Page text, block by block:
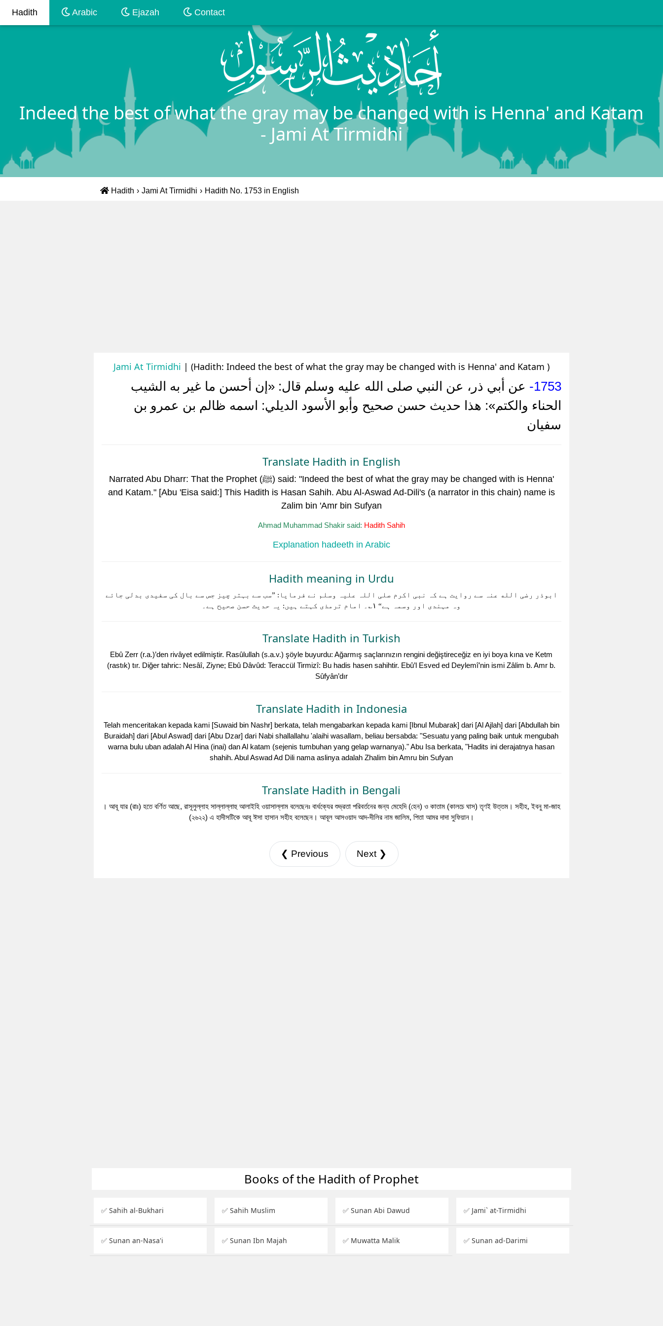
Hadith Arabic Ejazah Contact
Indeed the best of what the gray may be changed with is Henna' and Katam
- Jami At Tirmidhi
Hadith › Jami At Tirmidhi › Hadith No. 1753 in English
Jami At Tirmidhi | (Hadith: Indeed the best of what the gray may be changed with is Henna' and Katam )
1753-
عن أبي ذر، عن النبي صلى الله عليه وسلم قال: «إن أحسن ما غير به الشيب
الحناء والكتم»: هذا حديث حسن صحيح وأبو الأسود الديلي: اسمه ظالم بن عمرو بن
سفيان
Translate Hadith in English
Narrated Abu Dharr: That the Prophet (ﷺ) said: "Indeed the best of what the gray may be changed with is Henna'
and Katam." [Abu 'Eisa said:] This Hadith is Hasan Sahih. Abu Al-Aswad Ad-Dili's (a narrator in this chain) name is
Zalim bin 'Amr bin Sufyan
Ahmad Muhammad Shakir said: Hadith Sahih
Explanation hadeeth in Arabic
Hadith meaning in Urdu
ابوذر رضی الله عنہ سے روایت ہے کہ نبی اکرم صلی اللہ علیہ وسلم نے فرمایا: ”سب سے بہتر چیز جس سے بال کی سفیدی بدلی جائے
وہ مہندی اور وسمہ ہے“ ۱؎۔ امام ترمذی کہتے ہیں: یہ حدیث حسن صحیح ہے۔
Translate Hadith in Turkish
Ebû Zerr (r.a.)’den rivâyet edilmiştir. Rasûlullah (s.a.v.) şöyle buyurdu: Ağarmış saçlarınızın rengini değiştireceğiz en iyi boya kına ve Ketm
(rastık) tır. Diğer tahric: Nesâî, Ziyne; Ebû Dâvûd: Teraccül Tirmizî: Bu hadis hasen sahihtir. Ebû’l Esved ed Deylemî’nin ismi Zâlim b. Amr b.
Sûfyân’dır
Translate Hadith in Indonesia
Telah menceritakan kepada kami [Suwaid bin Nashr] berkata, telah mengabarkan kepada kami [Ibnul Mubarak] dari [Al Ajlah] dari [Abdullah bin
Buraidah] dari [Abul Aswad] dari [Abu Dzar] dari Nabi shallallahu 'alaihi wasallam, beliau bersabda: "Sesuatu yang paling baik untuk mengubah
warna bulu uban adalah Al Hina (inai) dan Al katam (sejenis tumbuhan yang gelap warnanya)." Abu Isa berkata, "Hadits ini derajatnya hasan
shahih. Abul Aswad Ad Dili nama aslinya adalah Zhalim bin Amru bin Sufyan
Translate Hadith in Bengali
। আবূ যার (রাঃ) হতে বর্ণিত আছে, রাসূলুল্লাহ সাল্লাল্লাহু আলাইহি ওয়াসাল্লাম বলেছেনঃ বার্ধক্যের শুভ্রতা পরিবর্তনের জন্য মেহেদি (হেন) ও কাতাম (কালচে ঘাস) তৃণই উত্তম। সহীহ, ইবনু মা-জাহ
(২৬২২) এ হাদীসটিকে আবূ ঈসা হাসান সহীহ বলেছেন। আবূল আসওয়াদ আদ-দীলির নাম জালিম, পিতা আমর দাদা সুফিয়ান।
❮ Previous Next ❯
Books of the Hadith of Prophet
✅ Sahih al-Bukhari ✅ Sahih Muslim ✅ Sunan Abi Dawud ✅ Jami` at-Tirmidhi
✅ Sunan an-Nasa'i ✅ Sunan Ibn Majah ✅ Muwatta Malik ✅ Sunan ad-Darimi